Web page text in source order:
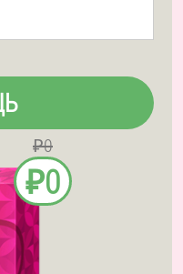
₽0
₽0